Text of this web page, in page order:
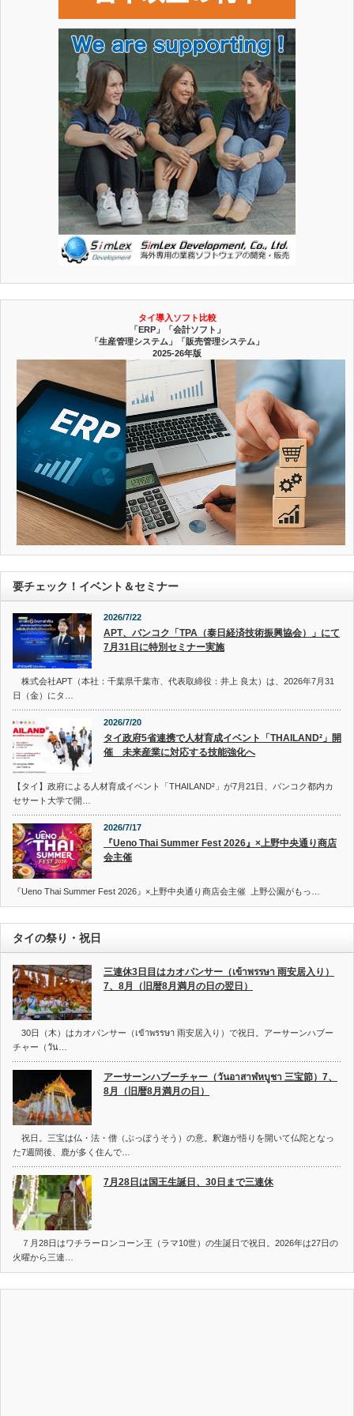
タイ導入ソフト比較
「ERP」「会計ソフト」
「生産管理システム」「販売管理システム」
2025-26年版
要チェック！イベント＆セミナー
2026/7/22
APT、バンコク「TPA（泰日経済技術振興協会）」にて
7月31日に特別セミナー実施
株式会社APT（本社：千葉県千葉市、代表取締役：井上 良太）は、2026年7月31
日（金）にタ…
2026/7/20
タイ政府5省連携で人材育成イベント「THAILAND²」開
催 未来産業に対応する技能強化へ
【タイ】政府による人材育成イベント「THAILAND²」が7月21日、バンコク都内カ
セサート大学で開…
2026/7/17
『Ueno Thai Summer Fest 2026』×上野中央通り商店
会主催
『Ueno Thai Summer Fest 2026』×上野中央通り商店会主催 上野公園がもっ…
タイの祭り・祝日
三連休3日目はカオパンサー（เข้าพรรษา 雨安居入り）
7、8月（旧暦8月満月の日の翌日）
30日（木）はカオパンサー（เข้าพรรษา 雨安居入り）で祝日。アーサーンハブー
チャー（วัน…
アーサーンハブーチャー（วันอาสาฬหบูชา 三宝節）7、
8月（旧暦8月満月の日）
祝日。三宝は仏・法・僧（ぶっぽうそう）の意。釈迦が悟りを開いて仏陀となっ
た7週間後、鹿が多く住んで…
7月28日は国王生誕日、30日まで三連休
７月28日はワチラーロンコーン王（ラマ10世）の生誕日で祝日。2026年は27日の
火曜から三連…